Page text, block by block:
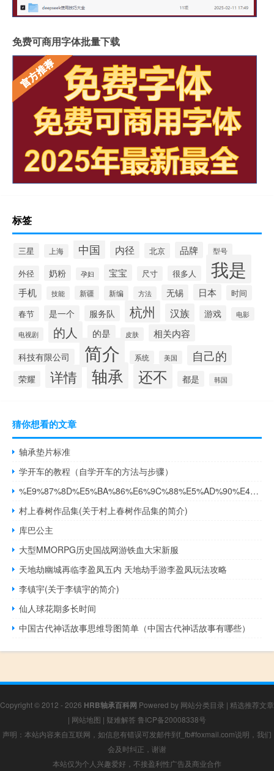
免费可商用字体批量下载
标签
三星 上海 中国 内径 北京 品牌 型号
外径 奶粉 孕妇 宝宝 尺寸 很多人 我是
手机 技能 新疆 新编 方法 无锡 日本 时间
春节 是一个 服务队 杭州 汉族 游戏 电影
电视剧 的人 的是 皮肤 相关内容
科技有限公司 简介 系统 美国 自己的
荣耀 详情 轴承 还不 都是 韩国
猜你想看的文章
轴承垫片标准
学开车的教程（自学开车的方法与步骤）
%E9%87%8D%E5%BA%86%E6%9C%88%E5%AD%90%E4%B8%AD%E5%BF%83%E4%BB%B7%E6%A0%BC
村上春树作品集(关于村上春树作品集的简介)
库巴公主
大型MMORPG历史国战网游铁血大宋新服
天地劫幽城再临李盈凤五内 天地劫手游李盈凤玩法攻略
李镇宇(关于李镇宇的简介)
仙人球花期多长时间
中国古代神话故事思维导图简单（中国古代神话故事有哪些）
Copyright © 2012 - 2026 HRB轴承百科网 Powered by 网站分类目录 | 精选推荐文章
| 网站地图 | 疑难解答 鲁ICP备20008338号
声明：本站内容来自互联网，如信息有错误可发邮件到f_fb#foxmail.com说明，我们
会及时纠正，谢谢
本站仅为个人兴趣爱好，不接盈利性广告及商业合作